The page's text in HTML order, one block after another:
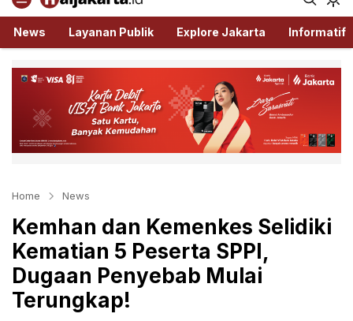
Haijakarta.id
Semua Tentang Jakarta Ada Disini!
News Layanan Publik Explore Jakarta Informatif
Home News
Kemhan dan Kemenkes Selidiki
Kematian 5 Peserta SPPI,
Dugaan Penyebab Mulai
Terungkap!